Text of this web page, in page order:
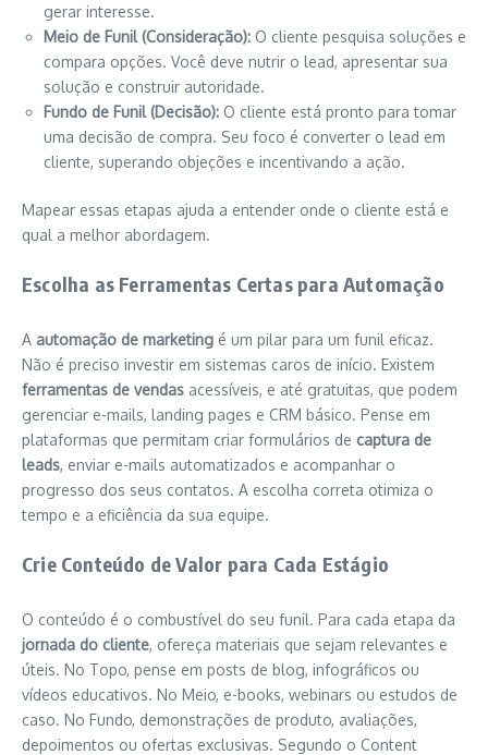
gerar interesse.
Meio de Funil (Consideração): O cliente pesquisa soluções e
compara opções. Você deve nutrir o lead, apresentar sua
solução e construir autoridade.
Fundo de Funil (Decisão): O cliente está pronto para tomar
uma decisão de compra. Seu foco é converter o lead em
cliente, superando objeções e incentivando a ação.
Mapear essas etapas ajuda a entender onde o cliente está e
qual a melhor abordagem.
Escolha as Ferramentas Certas para Automação
A automação de marketing é um pilar para um funil eficaz.
Não é preciso investir em sistemas caros de início. Existem
ferramentas de vendas acessíveis, e até gratuitas, que podem
gerenciar e-mails, landing pages e CRM básico. Pense em
plataformas que permitam criar formulários de captura de
leads, enviar e-mails automatizados e acompanhar o
progresso dos seus contatos. A escolha correta otimiza o
tempo e a eficiência da sua equipe.
Crie Conteúdo de Valor para Cada Estágio
O conteúdo é o combustível do seu funil. Para cada etapa da
jornada do cliente, ofereça materiais que sejam relevantes e
úteis. No Topo, pense em posts de blog, infográficos ou
vídeos educativos. No Meio, e-books, webinars ou estudos de
caso. No Fundo, demonstrações de produto, avaliações,
depoimentos ou ofertas exclusivas. Segundo o Content